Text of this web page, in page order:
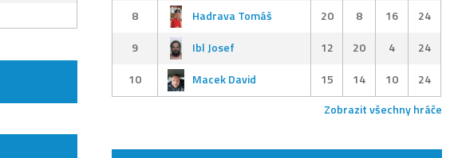
8
Hadrava Tomáš 20 8 16
24
9
Ibl Josef 12 20 4
24
10
Macek David 15 14 10
24
Zobrazit všechny hráče